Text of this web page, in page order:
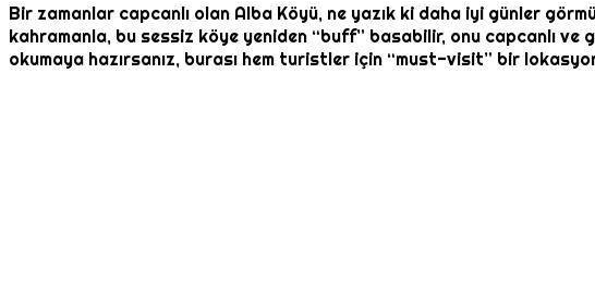
Bir zamanlar capcanlı olan Alba Köyü, ne yazık ki daha iyi günler
kahramanla, bu sessiz köye yeniden “buff” basabilir, onu capcanlı
okumaya hazırsanız, burası hem turistler için “must-visit” bir